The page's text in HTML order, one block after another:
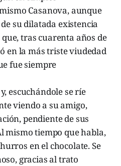
Casanova, aunque
su dilatada existencia
tras cuarenta años de
en la más triste viudedad
fue siempre
escuchándole se ríe
viendo a su amigo,
pendiente de sus
mismo tiempo que habla,
en el chocolate. Se
gracias al trato